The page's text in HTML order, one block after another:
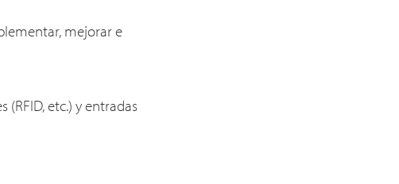
mejorar e
etc.) y entradas